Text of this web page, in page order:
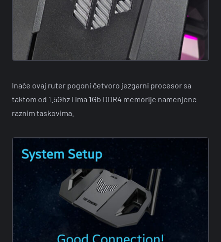
Inače ovaj ruter pogoni četvoro jezgarni procesor sa
taktom od 1.5Ghz i ima 1Gb DDR4 memorije namenjene
raznim taskovima.